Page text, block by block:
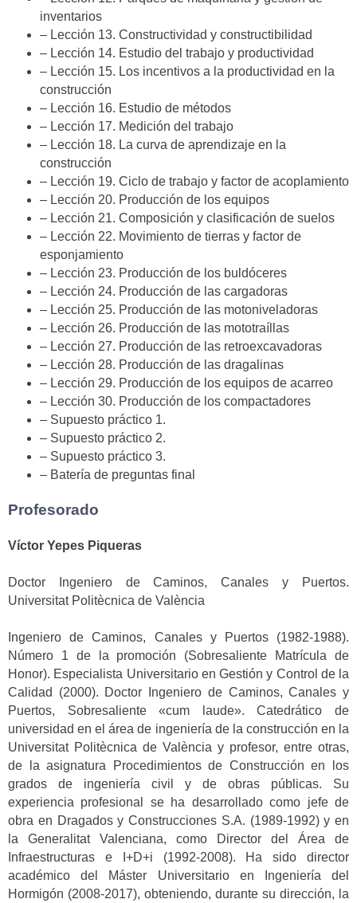
inventarios
– Lección 13. Constructividad y constructibilidad
– Lección 14. Estudio del trabajo y productividad
– Lección 15. Los incentivos a la productividad en la
construcción
– Lección 16. Estudio de métodos
– Lección 17. Medición del trabajo
– Lección 18. La curva de aprendizaje en la
construcción
– Lección 19. Ciclo de trabajo y factor de acoplamiento
– Lección 20. Producción de los equipos
– Lección 21. Composición y clasificación de suelos
– Lección 22. Movimiento de tierras y factor de
esponjamiento
– Lección 23. Producción de los buldóceres
– Lección 24. Producción de las cargadoras
– Lección 25. Producción de las motoniveladoras
– Lección 26. Producción de las mototraíllas
– Lección 27. Producción de las retroexcavadoras
– Lección 28. Producción de las dragalinas
– Lección 29. Producción de los equipos de acarreo
– Lección 30. Producción de los compactadores
– Supuesto práctico 1.
– Supuesto práctico 2.
– Supuesto práctico 3.
– Batería de preguntas final
Profesorado
Víctor Yepes Piqueras
Doctor Ingeniero de Caminos, Canales y Puertos.
Universitat Politècnica de València
Ingeniero de Caminos, Canales y Puertos (1982-1988).
Número 1 de la promoción (Sobresaliente Matrícula de
Honor). Especialista Universitario en Gestión y Control de la
Calidad (2000). Doctor Ingeniero de Caminos, Canales y
Puertos, Sobresaliente «cum laude». Catedrático de
universidad en el área de ingeniería de la construcción en la
Universitat Politècnica de València y profesor, entre otras,
de la asignatura Procedimientos de Construcción en los
grados de ingeniería civil y de obras públicas. Su
experiencia profesional se ha desarrollado como jefe de
obra en Dragados y Construcciones S.A. (1989-1992) y en
la Generalitat Valenciana, como Director del Área de
Infraestructuras e I+D+i (1992-2008). Ha sido director
académico del Máster Universitario en Ingeniería del
Hormigón (2008-2017), obteniendo, durante su dirección, la